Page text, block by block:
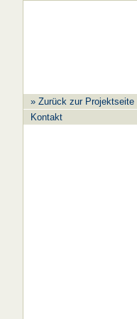
» Zurück zur Projektseite
Kontakt